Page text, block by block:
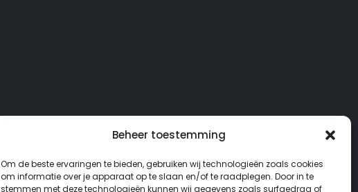
Beheer toestemming
Om de beste ervaringen te bieden, gebruiken wij technologieën zoals cookies
om informatie over je apparaat op te slaan en/of te raadplegen. Door in te
stemmen met deze technologieën kunnen wij gegevens zoals surfgedrag of